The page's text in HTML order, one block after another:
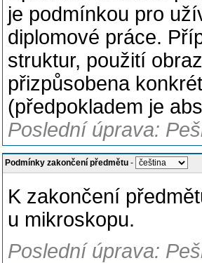
je podmínkou pro
diplomové práce.
struktur, použití
přizpůsobena
(předpokladem je
Poslední úprava:
Podmínky zakončení předmětu -
K zakončení
u mikroskopu.
Poslední úprava: